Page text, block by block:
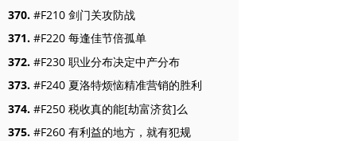
370. #F210 剑门关攻防战
371. #F220 每逢佳节倍孤单
372. #F230 职业分布决定中产分布
373. #F240 夏洛特烦恼精准营销的胜利
374. #F250 税收真的能[劫富济贫]么
375. #F260 有利益的地方，就有犯规